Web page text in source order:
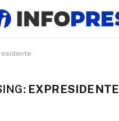
EXPRESIDENTE